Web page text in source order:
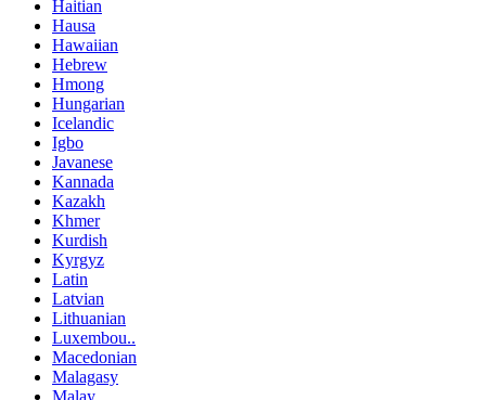
Haitian
Hausa
Hawaiian
Hebrew
Hmong
Hungarian
Icelandic
Igbo
Javanese
Kannada
Kazakh
Khmer
Kurdish
Kyrgyz
Latin
Latvian
Lithuanian
Luxembou..
Macedonian
Malagasy
Malay